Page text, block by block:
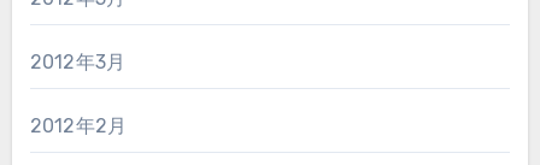
2012年3月
2012年2月